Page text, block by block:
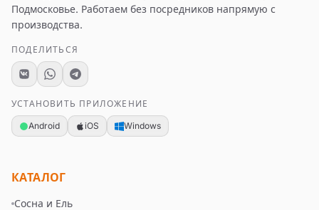
Подмосковье. Работаем без посредников напрямую с
производства.
ПОДЕЛИТЬСЯ
УСТАНОВИТЬ ПРИЛОЖЕНИЕ
Android iOS Windows
КАТАЛОГ
Сосна и Ель